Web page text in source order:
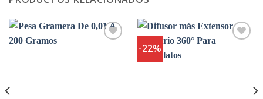
-22%